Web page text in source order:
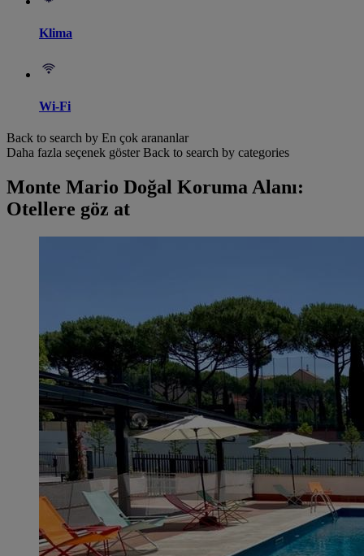
Klima
Wi-Fi
Back to search by En çok arananlar
Daha fazla seçenek göster Back to search by categories
Monte Mario Doğal Koruma Alanı:
Otellere göz at